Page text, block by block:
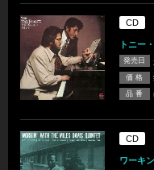
CD
トニー
発売日
価 格
品 番
CD
ワーキ